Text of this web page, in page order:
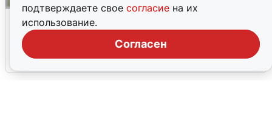
подтверждаете свое согласие на их
использование.
Согласен
Волгоградцы остались без
мобильного интернета
6 августа 0